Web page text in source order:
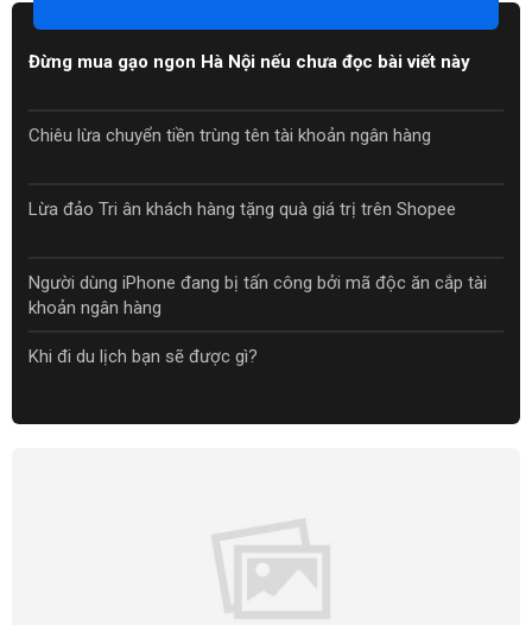
Đừng mua gạo ngon Hà Nội nếu chưa đọc bài viết này
Chiêu lừa chuyển tiền trùng tên tài khoản ngân hàng
Lừa đảo Tri ân khách hàng tặng quà giá trị trên Shopee
Người dùng iPhone đang bị tấn công bởi mã độc ăn cắp tài
khoản ngân hàng
Khi đi du lịch bạn sẽ được gì?